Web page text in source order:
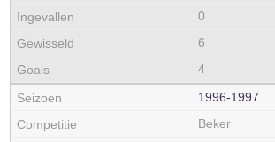
0
6
4
1996‑1997
Beker